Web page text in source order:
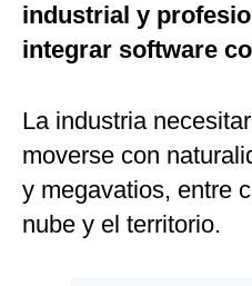
industrial y
integrar software
La industria
moverse con
y megavatios, entre
nube y el territorio.